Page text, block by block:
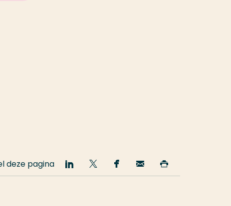
deze pagina
Deel
op
Deel
op
Deel
op
Email
deze deze